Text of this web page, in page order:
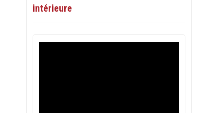
intérieure